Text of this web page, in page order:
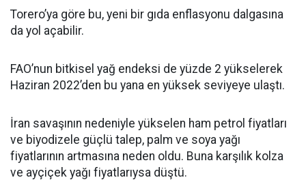
Torero’ya göre bu, yeni bir gıda enflasyonu dalgasına
da yol açabilir.
FAO’nun bitkisel yağ endeksi de yüzde 2 yükselerek
Haziran 2022’den bu yana en yüksek seviyeye ulaştı.
İran savaşının nedeniyle yükselen ham petrol fiyatları
ve biyodizele güçlü talep, palm ve soya yağı
fiyatlarının artmasına neden oldu. Buna karşılık kolza
ve ayçiçek yağı fiyatlarıysa düştü.